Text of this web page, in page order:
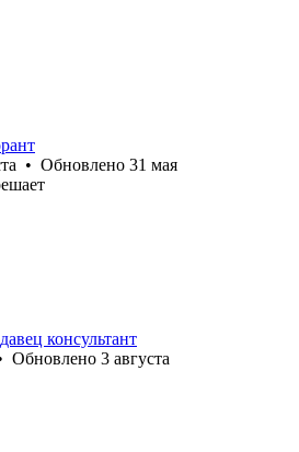
• Обновлено 31 мая
консультант
Обновлено 3 августа